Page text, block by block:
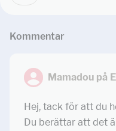
Kommentar
Mamadou på
Hej, tack för att du
Du berättar att det